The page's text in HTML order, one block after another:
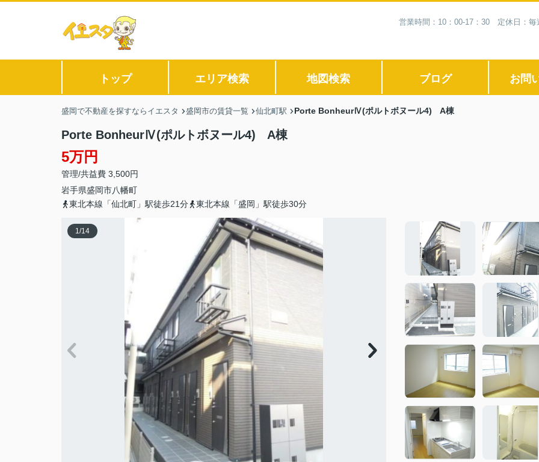
営業時間：10：00-17：30 定休日：毎
トップ エリア検索 地図検索 ブログ お問
盛岡で不動産を探すならイエスタ 盛岡市の賃貸一覧 仙北町駅 Porte BonheurⅣ(ポルトボヌール4) A棟
Porte BonheurⅣ(ポルトボヌール4) A棟
5万円
管理/共益費 3,500円
岩手県盛岡市八幡町
東北本線「仙北町」駅徒歩21分
東北本線「盛岡」駅徒歩30分
1/14